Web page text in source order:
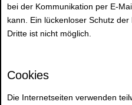
bei der Kommunikation per E-
kann. Ein lückenloser Schutz
Dritte ist nicht möglich.
Cookies
Die Internetseiten verwenden